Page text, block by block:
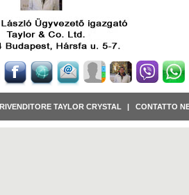
RIVENDITORE TAYLOR CRYSTAL CONTATTO